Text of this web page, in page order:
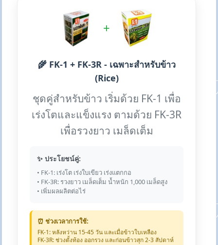
+
🌾 FK-1 + FK-3R - เฉพาะสำหรับข้าว
(Rice)
ชุดคู่สำหรับข้าว เริ่มด้วย FK-1 เพื่อ
เร่งโตและแข็งแรง ตามด้วย FK-3R
เพื่อรวงยาว เมล็ดเต็ม
✨ ประโยชน์คู่:
• FK-1: เร่งโต เร่งใบเขียว เร่งแตกกอ
• FK-3R: รวงยาว เมล็ดเต็ม น้ำหนัก 1,000 เมล็ดสูง
• เพิ่มผลผลิตต่อไร่
⏰ ช่วงเวลาการใช้:
FK-1: หลังหว่าน 15-45 วัน และเมื่อข้าวใบเหลือง
FK-3R: ช่วงตั้งท้อง ออกรวง และก่อนข้าวสุก 2-3 สัปดาห์